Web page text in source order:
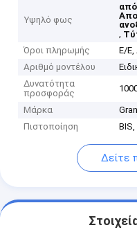
Υψηλό φως
,
Όροι πληρωμής
Ε/Ε,
Αριθμό μοντέλου
Δυνατότητα
προσφοράς
Μάρκα
Πιστοποίηση
BIS,
Δείτε